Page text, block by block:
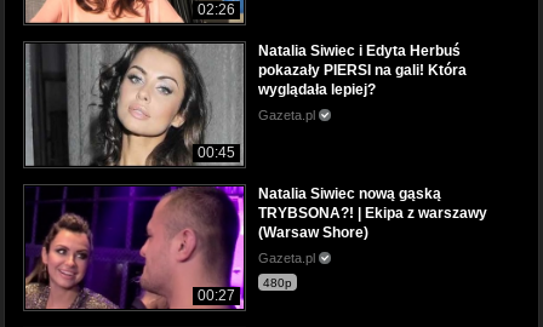
02:26
00:45
Natalia Siwiec i Edyta Herbuś
pokazały PIERSI na gali! Która
wyglądała lepiej?
Gazeta.pl
00:27
Natalia Siwiec nową gąską
TRYBSONA?! | Ekipa z warszawy
(Warsaw Shore)
Gazeta.pl
480p